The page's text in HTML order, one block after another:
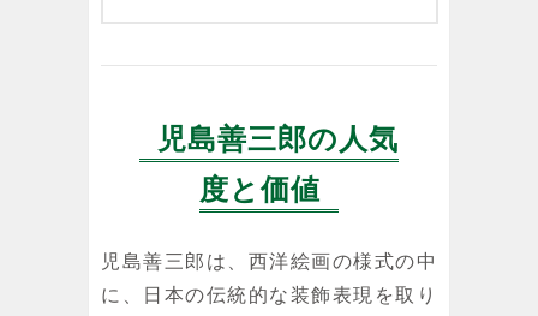
児島善三郎の人気
度と価値
児島善三郎は、西洋絵画の様式の中
に、日本の伝統的な装飾表現を取り